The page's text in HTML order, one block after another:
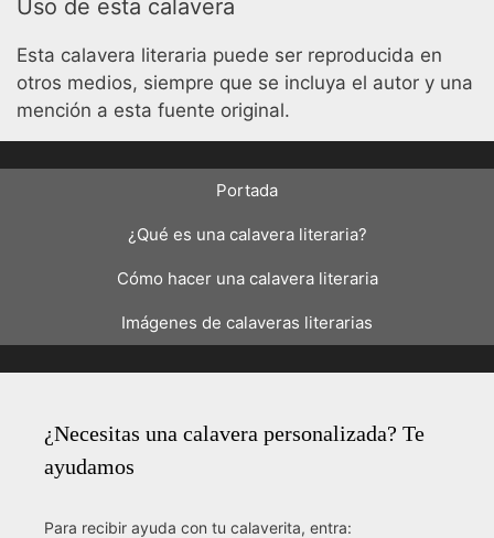
Uso de esta calavera
Esta calavera literaria puede ser reproducida en
otros medios, siempre que se incluya el autor y una
mención a esta fuente original.
Portada
¿Qué es una calavera literaria?
Cómo hacer una calavera literaria
Imágenes de calaveras literarias
¿Necesitas una calavera personalizada? Te
ayudamos
Para recibir ayuda con tu calaverita, entra: